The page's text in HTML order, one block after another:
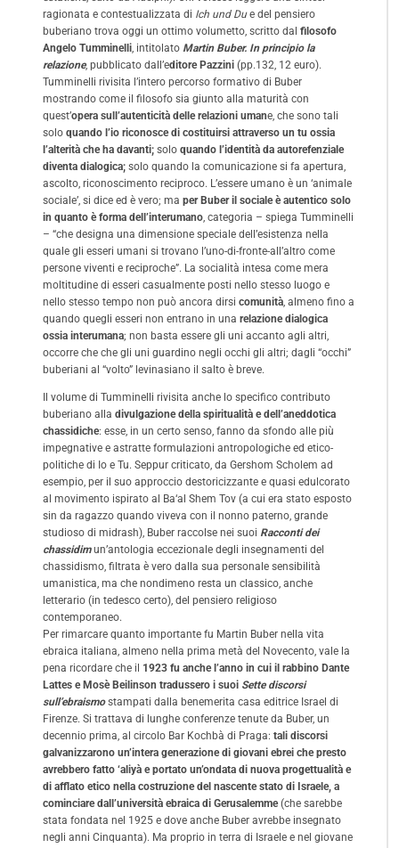
ragionata e contestualizzata di Ich und Due del pensiero
buberiano trova oggi un ottimo volumetto, scritto dal filosofo
Angelo Tumminelli, intitolato Martin Buber. In principio la
relazione, pubblicato dall’editore Pazzini (pp.132, 12 euro).
Tumminelli rivisita l’intero percorso formativo di Buber
mostrando come il filosofo sia giunto alla maturità con
quest’opera sull’autenticità delle relazioni umane, che sono tali
solo quando l’io riconosce di costituirsi attraverso un tu ossia
l’alterità che ha davanti; solo quando l’identità da autorefenziale
diventa dialogica; solo quando la comunicazione si fa apertura,
ascolto, riconoscimento reciproco. L’essere umano è un ‘animale
sociale’, si dice ed è vero; ma per Buber il sociale è autentico solo
in quanto è forma dell’interumano, categoria – spiega Tumminelli
– “che designa una dimensione speciale dell’esistenza nella
quale gli esseri umani si trovano l’uno-di-fronte-all’altro come
persone viventi e reciproche”. La socialità intesa come mera
moltitudine di esseri casualmente posti nello stesso luogo e
nello stesso tempo non può ancora dirsi comunità, almeno fino a
quando quegli esseri non entrano in una relazione dialogica
ossia interumana; non basta essere gli uni accanto agli altri,
occorre che che gli uni guardino negli occhi gli altri; dagli “occhi”
buberiani al “volto” levinasiano il salto è breve.
Il volume di Tumminelli rivisita anche lo specifico contributo
buberiano alla divulgazione della spiritualità e dell’aneddotica
chassidiche: esse, in un certo senso, fanno da sfondo alle più
impegnative e astratte formulazioni antropologiche ed etico-
politiche di Io e Tu. Seppur criticato, da Gershom Scholem ad
esempio, per il suo approccio destoricizzante e quasi edulcorato
al movimento ispirato al Ba‘al Shem Tov (a cui era stato esposto
sin da ragazzo quando viveva con il nonno paterno, grande
studioso di midrash), Buber raccolse nei suoi Racconti dei
chassidimun’antologia eccezionale degli insegnamenti del
chassidismo, filtrata è vero dalla sua personale sensibilità
umanistica, ma che nondimeno resta un classico, anche
letterario (in tedesco certo), del pensiero religioso
contemporaneo.
Per rimarcare quanto importante fu Martin Buber nella vita
ebraica italiana, almeno nella prima metà del Novecento, vale la
pena ricordare che il 1923 fu anche l’anno in cui il rabbino Dante
Lattes e Mosè Beilinson tradussero i suoi Sette discorsi
sull’ebraismostampati dalla benemerita casa editrice Israel di
Firenze. Si trattava di lunghe conferenze tenute da Buber, un
decennio prima, al circolo Bar Kochbà di Praga: tali discorsi
galvanizzarono un’intera generazione di giovani ebrei che presto
avrebbero fatto ‘aliyà e portato un’ondata di nuova progettualità e
di afflato etico nella costruzione del nascente stato di Israele, a
cominciare dall’università ebraica di Gerusalemme(che sarebbe
stata fondata nel 1925 e dove anche Buber avrebbe insegnato
negli anni Cinquanta). Ma proprio in terra di Israele e nel giovane